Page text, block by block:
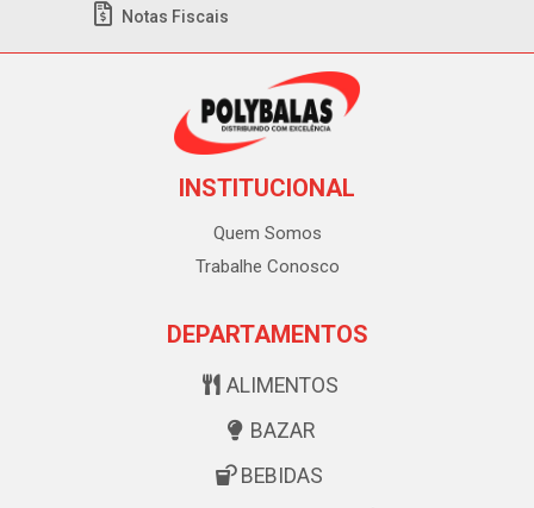
Notas Fiscais
INSTITUCIONAL
Quem Somos
Trabalhe Conosco
DEPARTAMENTOS
ALIMENTOS
BAZAR
BEBIDAS